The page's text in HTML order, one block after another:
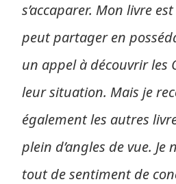
s’accaparer. Mon livre
peut partager en
un appel à découvrir les
leur situation. Mais je
également les autres
plein d’angles de vue. Je
tout de sentiment de